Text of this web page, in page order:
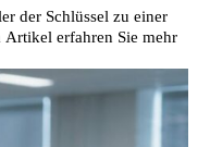
der Schlüssel zu einer
Artikel erfahren Sie mehr